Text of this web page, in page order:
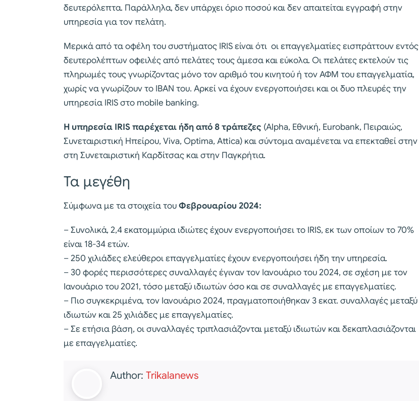
δευτερόλεπτα. Παράλληλα, δεν υπάρχει όριο ποσού και δεν απαιτείται εγγραφή στην
υπηρεσία για τον πελάτη.
Μερικά από τα οφέλη του συστήματος IRIS είναι ότι οι επαγγελματίες εισπράττουν εντός
δευτερολέπτων οφειλές από πελάτες τους άμεσα και εύκολα. Οι πελάτες εκτελούν τις
πληρωμές τους γνωρίζοντας μόνο τον αριθμό του κινητού ή τον ΑΦΜ του επαγγελματία,
χωρίς να γνωρίζουν το ΙΒΑΝ του. Αρκεί να έχουν ενεργοποιήσει και οι δυο πλευρές την
υπηρεσία IRIS στο mobile banking.
Η υπηρεσία IRIS παρέχεται ήδη από 8 τράπεζες (Alpha, Εθνική, Eurobank, Πειραιώς,
Συνεταιριστική Ηπείρου, Viva, Optima, Αttica) και σύντομα αναμένεται να επεκταθεί στην
στη Συνεταιριστική Καρδίτσας και στην Παγκρήτια.
Τα μεγέθη
Σύμφωνα με τα στοιχεία τουΦεβρουαρίου 2024:
– Συνολικά, 2,4 εκατομμύρια ιδιώτες έχουν ενεργοποιήσει το IRIS, εκ των οποίων το 70%
είναι 18-34 ετών.
– 250 χιλιάδες ελεύθεροι επαγγελματίες έχουν ενεργοποιήσει ήδη την υπηρεσία.
– 30 φορές περισσότερες συναλλαγές έγιναν τον Ιανουάριο του 2024, σε σχέση με τον
Ιανουάριο του 2021, τόσο μεταξύ ιδιωτών όσο και σε συναλλαγές με επαγγελματίες.
– Πιο συγκεκριμένα, τον Ιανουάριο 2024, πραγματοποιήθηκαν 3 εκατ. συναλλαγές μεταξύ
ιδιωτών και 25 χιλιάδες με επαγγελματίες.
– Σε ετήσια βάση, οι συναλλαγές τριπλασιάζονται μεταξύ ιδιωτών και δεκαπλασιάζονται
με επαγγελματίες.
Author: Trikalanews